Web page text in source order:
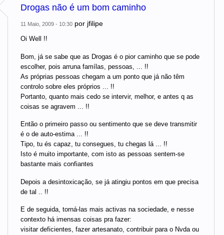
Drogas não é um bom caminho
11 Maio, 2009 - 10:30 por jfilipe
Oi Well !!
Bom, já se sabe que as Drogas é o pior caminho que se pode
escolher, pois arruna famílas, pessoas, ... !!
As próprias pessoas chegam a um ponto que já não têm
controlo sobre eles próprios ... !!
Portanto, quanto mais cedo se intervir, melhor, e antes q as
coisas se agravem ... !!
Então o primeiro passo ou sentimento que se deve transmitir
é o de auto-estima ... !!
Tipo, tu és capaz, tu consegues, tu chegas lá ... !!
Isto é muito importante, com isto as pessoas sentem-se
bastante mais confiantes
Depois a desintoxicação, se já atingiu pontos em que precisa
de tal .. !!
E de seguida, torná-las mais activas na sociedade, e nesse
contexto há imensas coisas pra fazer:
visitar deficientes, fazer artesanato, contribuir para o Nvda ou